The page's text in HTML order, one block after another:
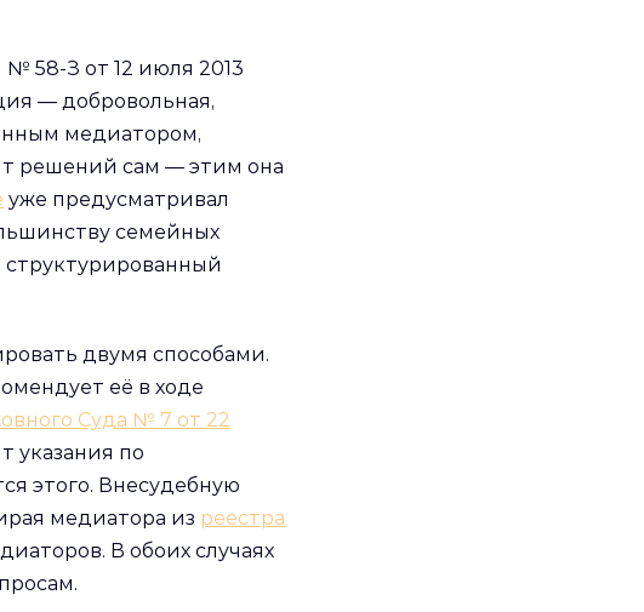
58-З от 12 июля 2013
— добровольная,
медиатором,
решений сам — этим она
уже предусматривал
семейных
структурированный
двумя способами.
её в ходе
Суда № 7 от 22
указания по
этого. Внесудебную
медиатора из реестра
В обоих случаях